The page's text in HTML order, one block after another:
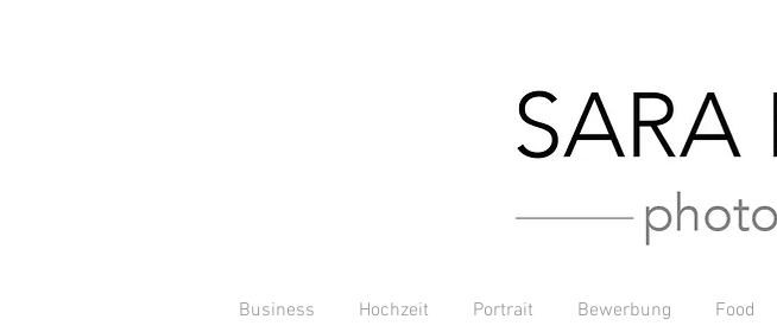
Business Hochzeit Portrait Bewerbung Food